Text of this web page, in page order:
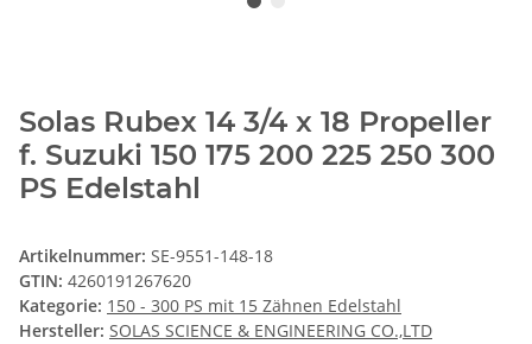
Solas Rubex 14 3/4 x 18 Propeller
f. Suzuki 150 175 200 225 250 300
PS Edelstahl
Artikelnummer: SE-9551-148-18
GTIN: 4260191267620
Kategorie: 150 - 300 PS mit 15 Zähnen Edelstahl
Hersteller: SOLAS SCIENCE & ENGINEERING CO.,LTD